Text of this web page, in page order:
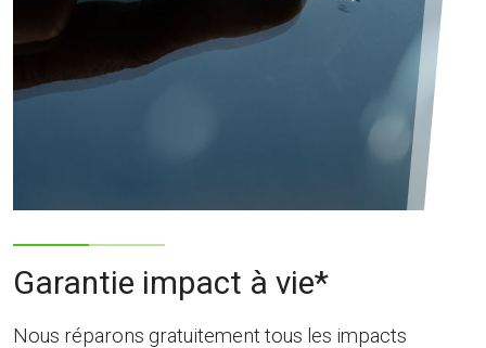
Garantie impact à vie*
Nous réparons gratuitement tous les impacts